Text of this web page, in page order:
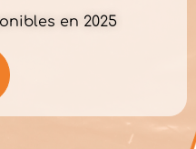
en 2025